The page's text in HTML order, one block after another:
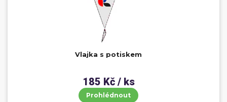
Vlajka s potiskem
185 Kč / ks
Prohlédnout